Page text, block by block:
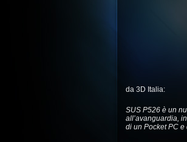
da 3D Italia:
SUS P526 è un
all’avanguardia,
di un Pocket PC